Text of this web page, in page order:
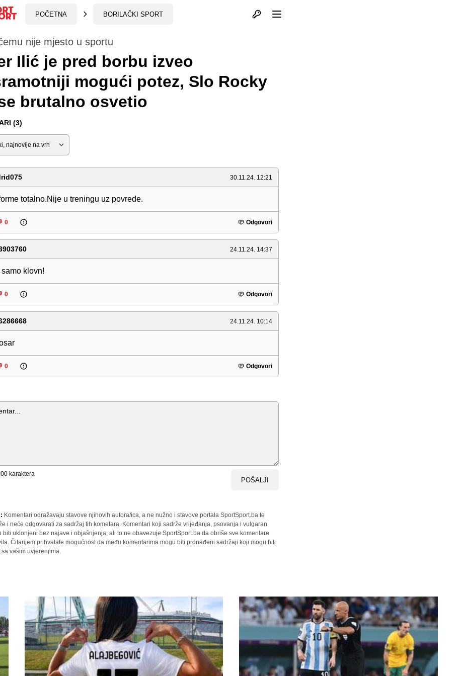
POČETNA BORILAČKI SPORT Otvori profil
nije mjesto u sportu
Ilić je pred borbu izveo
mogući potez, Slo Rocky
brutalno osvetio
(3)
30.11.24. 12:21
forme totalno.Nije u treningu uz povrede.
0 Odgovori
24.11.24. 14:37
klovn!
0 Odgovori
24.11.24. 10:14
0 Odgovori
karaktera
POŠALJI
Komentari odražavaju stavove njihovih autora/ica, a ne nužno i stavove portala SportSport.ba te
i neće odgovarati za sadržaj tih kometara. Komentari koji sadrže vrijeđanja, psovanja i vulgaran
biti uklonjeni bez najave i objašnjenja, ali to ne obavezuje SportSport.ba da obriše sve komentare
Čitanjem prihvatate mogućnost da među komentarima mogu biti pronađeni sadržaji koji mogu biti
vašim uvjerenjima.